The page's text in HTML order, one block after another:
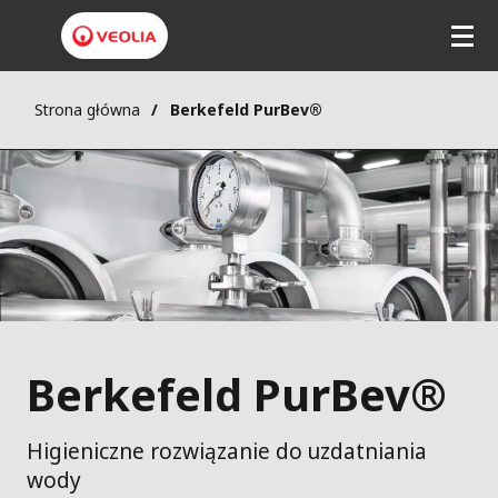
Strona główna Berkefeld PurBev®
Berkefeld PurBev®
Higieniczne rozwiązanie do uzdatniania
wody